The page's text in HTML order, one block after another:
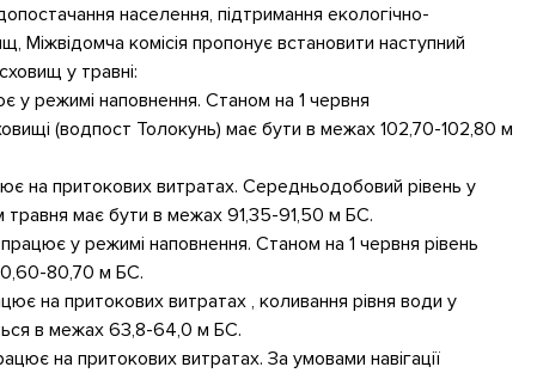
населення, підтримання екологічно-
Міжвідомча комісія пропонує встановити наступний
у травні:
режимі наповнення. Станом на 1 червня
(водпост Толокунь) має бути в межах 102,70-102,80 м
на притокових витратах. Середньодобовий рівень у
травня має бути в межах 91,35-91,50 м БС.
у режимі наповнення. Станом на 1 червня рівень
80,70 м БС.
на притокових витратах , коливання рівня води у
в межах 63,8-64,0 м БС.
на притокових витратах. За умовами навігації